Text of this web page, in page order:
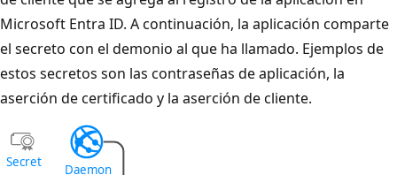
Microsoft Entra ID. A continuación, la aplicación comparte
el secreto con el demonio al que ha llamado. Ejemplos de
estos secretos son las contraseñas de aplicación, la
aserción de certificado y la aserción de cliente.